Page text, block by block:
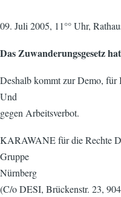
09. Juli 2005, 11°° Uhr,
Das Zuwanderungsgesetz
Deshalb kommt zur Demo, für
Und
gegen Arbeitsverbot.
KARAWANE für die Rechte
Gruppe
Nürnberg
(C/o DESI, Brückenstr. 23,